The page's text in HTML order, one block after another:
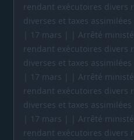
rendant exécutoires divers
diverses et taxes assimilées
| 17 mars | | Arrêté
rendant exécutoires divers
diverses et taxes assimilées
| 17 mars | | Arrêté
rendant exécutoires divers
diverses et taxes assimilées
| 17 mars | | Arrêté
rendant exécutoires divers